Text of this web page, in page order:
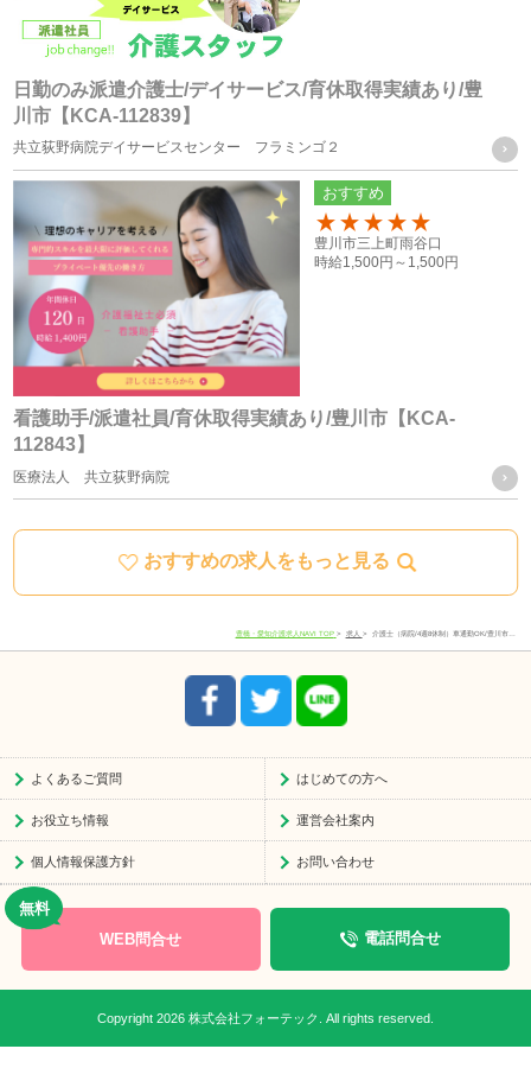
個人情報の管理について責任を有する者の名称
・株式会社フォーテック
統計処理されたデータの利用
当社は、提供を受けた個人情報をもとに、個人を特定できな
いよう加工した統計データを作成することがあります。個人
を特定できない統計データについては、当社は何ら制限なく
利用することができるものとします。
ご質問及びご苦情の窓口
当社における個人データの取り扱いに関するご質問やご苦情
に関しては下記の窓口にご連絡ください。
住所 愛知県豊川市宿町寺前66-1
8:30-17:30
おすすめの求人をもっと見る
日勤のみ派遣介護士/デイサービス/育休取得実績あり/豊
川市【KCA-112839】
共立荻野病院デイサービスセンター フラミンゴ２
看護助手/派遣社員/育休取得実績あり/豊川市【KCA-
112843】
医療法人 共立荻野病院
おすすめ
100
豊川市三上町雨谷口
時給1,500円～ 1,500円
豊橋・愛知介護求人NAVI TOP 求人 介護士（病院/4週8休制）車通勤OK/豊川市…
よくあるご質問 はじめての方へ
お役立ち情報 運営会社案内
個人情報保護方針 お問い合わせ
電話問合せ
WEB問合せ
Copyright 2026 株式会社フォーテック. All rights reserved.